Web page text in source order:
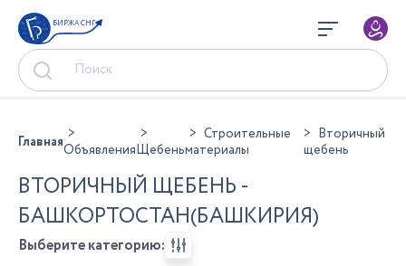
БИРЖА СНГ
ГлавнаяОбъявленияЩебень
Строительные
материалы
Вторичный
щебень
ВТОРИЧНЫЙ ЩЕБЕНЬ -
БАШКОРТОСТАН(БАШКИРИЯ)
Выберите категорию: